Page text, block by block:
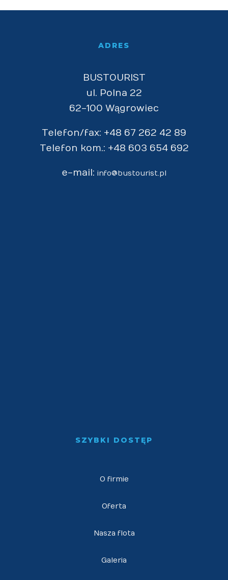
ADRES
BUSTOURIST
ul. Polna 22
62-100 Wągrowiec
Telefon/fax: +48 67 262 42 89
Telefon kom.: +48 603 654 692
e-mail: info@bustourist.pl
SZYBKI DOSTĘP
O firmie
Oferta
Nasza flota
Galeria